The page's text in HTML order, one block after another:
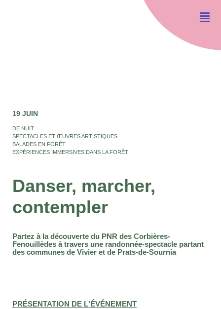
19 JUIN
DE NUIT
SPECTACLES ET ŒUVRES ARTISTIQUES
BALADES EN FORÊT
EXPÉRIENCES IMMERSIVES DANS LA FORÊT
Danser, marcher,
contempler
Partez à la découverte du PNR des Corbières-
Fenouillèdes à travers une randonnée-spectacle partant
des communes de Vivier et de Prats-de-Sournia
PRÉSENTATION DE L'ÉVÉNEMENT